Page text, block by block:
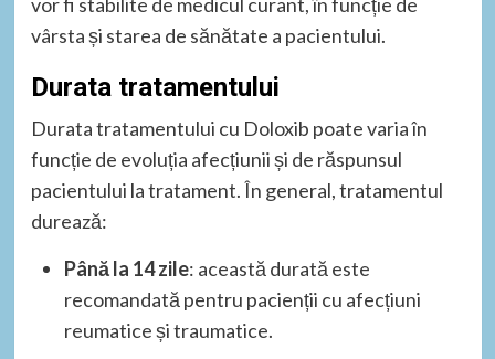
vârsta și starea de sănătate a pacientului.
Durata tratamentului
Durata tratamentului cu Doloxib poate varia în
funcție de evoluția afecțiunii și de răspunsul
pacientului la tratament. În general, tratamentul
durează:
Până la 14 zile: această durată este
recomandată pentru pacienții cu afecțiuni
reumatice și traumatice.